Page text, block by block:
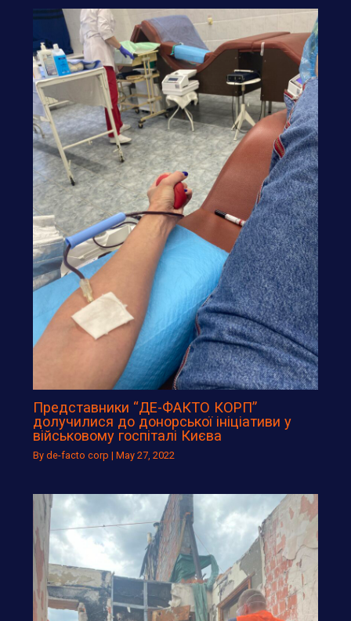
Представники “ДЕ-ФАКТО КОРП”
долучилися до донорської ініціативи у
військовому госпіталі Києва
By de-facto corp | May 27, 2022